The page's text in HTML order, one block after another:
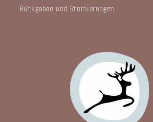
Rückgaben und Stornierungen